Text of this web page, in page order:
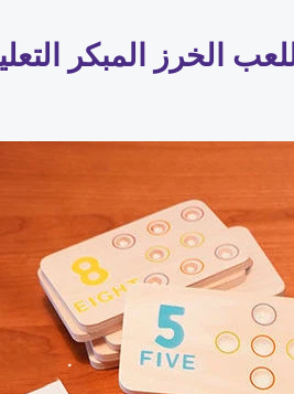
الخرز المبكر